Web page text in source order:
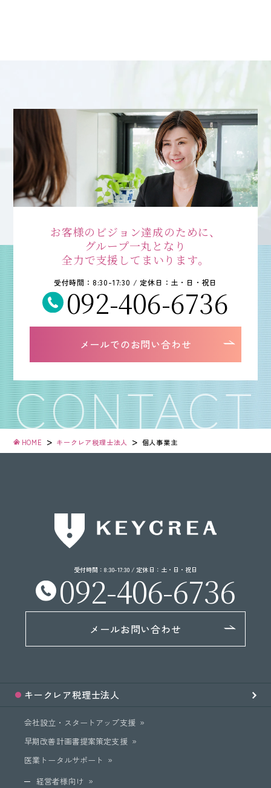
お客様のビジョン達成のために、
グループ一丸となり
全力で支援してまいります。
受付時間：8:30-17:30 / 定休日：土・日・祝日
092-406-6736
メールでのお問い合わせ
HOME > キークレア税理士法人 > 個人事業主
受付時間：8:30-17:30 / 定休日：土・日・祝日
092-406-6736
メールお問い合わせ
キークレア税理士法人
会社設立・スタートアップ支援
早期改善計画書提案策定支援
医業トータルサポート
経営者様向け